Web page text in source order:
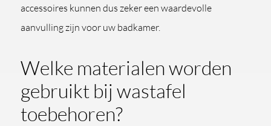
accessoires kunnen dus zeker een waardevolle
aanvulling zijn voor uw badkamer.
Welke materialen worden
gebruikt bij wastafel
toebehoren?